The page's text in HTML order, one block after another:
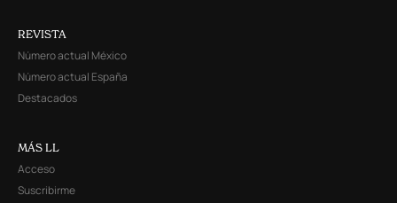
REVISTA
Número actual México
Número actual España
Destacados
MÁS LL
Acceso
Suscribirme